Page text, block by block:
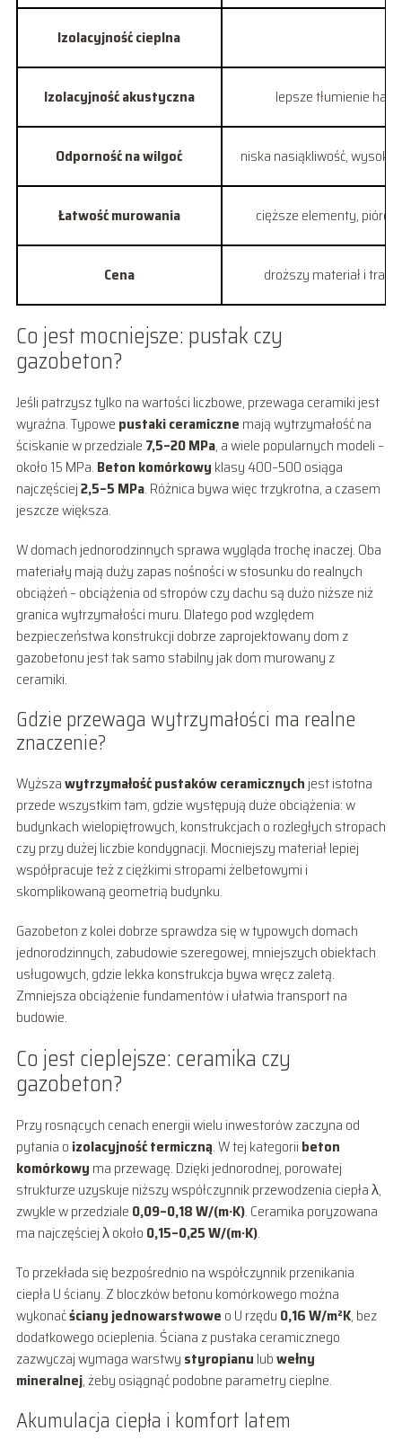
Izolacyjność cieplna
Izolacyjność akustyczna lepsze tłumienie
Odporność na wilgoć niska nasiąkliwość, wysoka
Łatwość murowania cięższe elementy, pióro-
Cena droższy materiał i
Co jest mocniejsze: pustak czy
gazobeton?
Jeśli patrzysz tylko na wartości liczbowe, przewaga ceramiki jest
wyraźna. Typowe pustaki ceramiczne mają wytrzymałość na
ściskanie w przedziale 7,5–20 MPa, a wiele popularnych modeli –
około 15 MPa. Beton komórkowy klasy 400–500 osiąga
najczęściej2,5–5 MPa. Różnica bywa więc trzykrotna, a czasem
jeszcze większa.
W domach jednorodzinnych sprawa wygląda trochę inaczej. Oba
materiały mają duży zapas nośności w stosunku do realnych
obciążeń – obciążenia od stropów czy dachu są dużo niższe niż
granica wytrzymałości muru. Dlatego pod względem
bezpieczeństwa konstrukcji dobrze zaprojektowany dom z
gazobetonu jest tak samo stabilny jak dom murowany z
ceramiki.
Gdzie przewaga wytrzymałości ma realne
znaczenie?
Wyższawytrzymałość pustaków ceramicznych jest istotna
przede wszystkim tam, gdzie występują duże obciążenia: w
budynkach wielopiętrowych, konstrukcjach o rozległych stropach
czy przy dużej liczbie kondygnacji. Mocniejszy materiał lepiej
współpracuje też z ciężkimi stropami żelbetowymi i
skomplikowaną geometrią budynku.
Gazobeton z kolei dobrze sprawdza się w typowych domach
jednorodzinnych, zabudowie szeregowej, mniejszych obiektach
usługowych, gdzie lekka konstrukcja bywa wręcz zaletą.
Zmniejsza obciążenie fundamentów i ułatwia transport na
budowie.
Co jest cieplejsze: ceramika czy
gazobeton?
Przy rosnących cenach energii wielu inwestorów zaczyna od
pytania o izolacyjność termiczną. W tej kategorii beton
komórkowy ma przewagę. Dzięki jednorodnej, porowatej
strukturze uzyskuje niższy współczynnik przewodzenia ciepła λ,
zwykle w przedziale 0,09–0,18 W/(m·K). Ceramika poryzowana
ma najczęściej λ około 0,15–0,25 W/(m·K).
To przekłada się bezpośrednio na współczynnik przenikania
ciepła U ściany. Z bloczków betonu komórkowego można
wykonaćściany jednowarstwowe o U rzędu 0,16 W/m²K, bez
dodatkowego ocieplenia. Ściana z pustaka ceramicznego
zazwyczaj wymaga warstwy styropianu lubwełny
mineralnej, żeby osiągnąć podobne parametry cieplne.
Akumulacja ciepła i komfort latem